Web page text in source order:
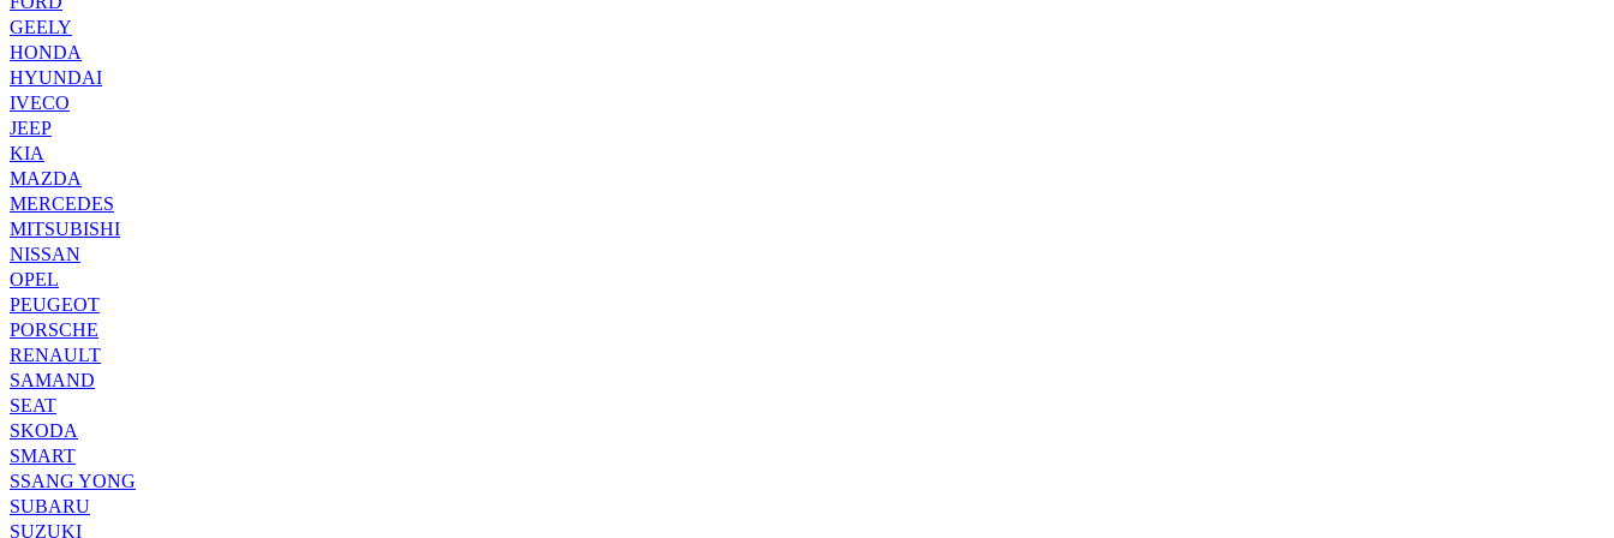
GEELY
HONDA
HYUNDAI
IVECO
JEEP
KIA
MAZDA
MERCEDES
MITSUBISHI
NISSAN
OPEL
PEUGEOT
PORSCHE
RENAULT
SAMAND
SEAT
SKODA
SMART
SSANG YONG
SUBARU
SUZUKI